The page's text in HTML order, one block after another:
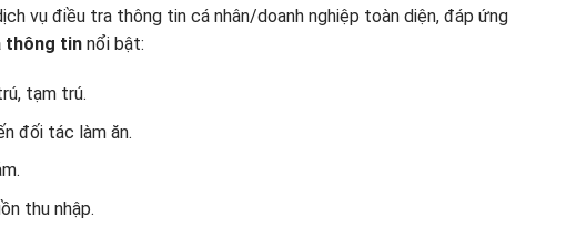
vụ điều tra thông tin cá nhân/doanh nghiệp toàn diện, đáp ứng
thông tin nổi bật:
tạm trú.
đối tác làm ăn.
thu nhập.